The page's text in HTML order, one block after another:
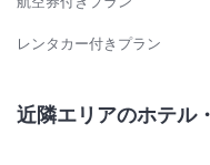
レンタカー付きプラン
近隣エリアのホテル